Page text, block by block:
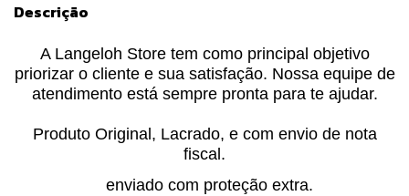
Descrição
A Langeloh Store tem como principal objetivo
priorizar o cliente e sua satisfação. Nossa equipe de
atendimento está sempre pronta para te ajudar.
Produto Original, Lacrado, e com envio de nota
fiscal.
enviado com proteção extra.